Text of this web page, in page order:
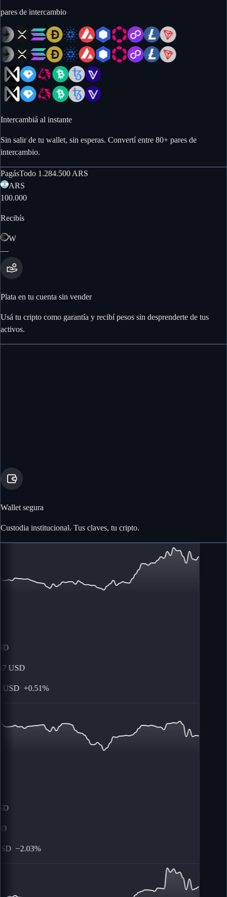
pares de intercambio
Intercambiá al instante
Sin salir de tu wallet, sin esperas. Convertí entre 80+ pares de
intercambio.
PagásTodo 1.284.500 ARS
ARS
100.000
Recibís
W
—
Plata en tu cuenta sin vender
Usá tu cripto como garantía y recibí pesos sin desprenderte de tus
activos.
Wallet segura
Custodia institucional. Tus claves, tu cripto.
USD
+ 0.51%
− 2.03%